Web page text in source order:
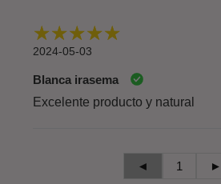
2024-05-03
Blanca irasema
Excelente producto y natural
◄ 1 ►